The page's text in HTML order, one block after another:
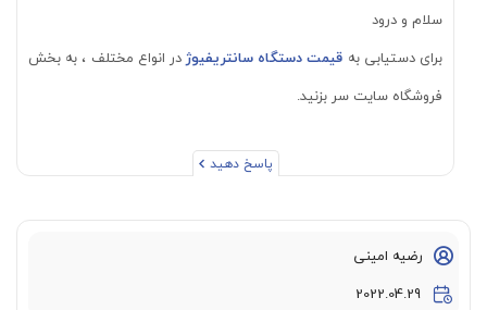
سلام و درود
برای دستیابی به قیمت دستگاه سانتریفیوژدر انواع مختلف ، به بخش
فروشگاه سایت سر بزنید.
پاسخ دهید
رضیه امینی
2022.04.29